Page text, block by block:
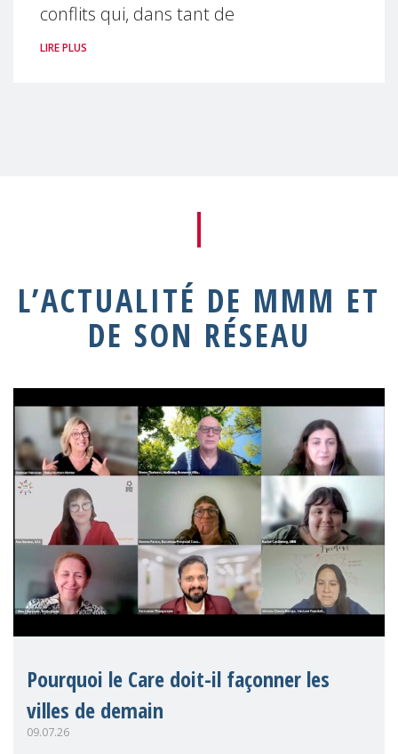
conflits qui, dans tant de
LIRE PLUS
L’ACTUALITÉ DE MMM ET
DE SON RÉSEAU
Pourquoi le Care doit-il façonner les
villes de demain
09.07.26